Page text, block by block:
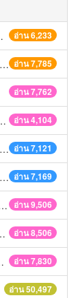
อ่าน 6,233
อ่าน 7,785
อ่าน 7,762
อ่าน 4,104
อ่าน 7,121
อ่าน 7,169
อ่าน 9,506
อ่าน 8,506
อ่าน 7,830
อ่าน 50,497